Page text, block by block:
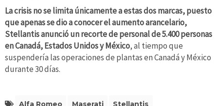
La crisis no se limita únicamente a estas dos marcas, puesto
que apenas se dio a conocer el aumento arancelario,
Stellantis anunció un recorte de personal de 5.400 personas
en Canadá, Estados Unidos y México, al tiempo que
suspendería las operaciones de plantas en Canadá y México
durante 30 días.
Alfa Romeo Maserati Stellantis